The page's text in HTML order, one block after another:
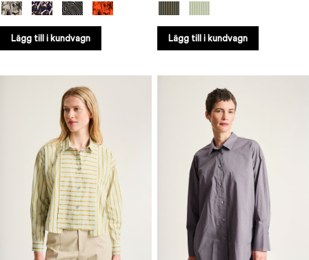
Lägg till i kundvagn Lägg till i kundvagn